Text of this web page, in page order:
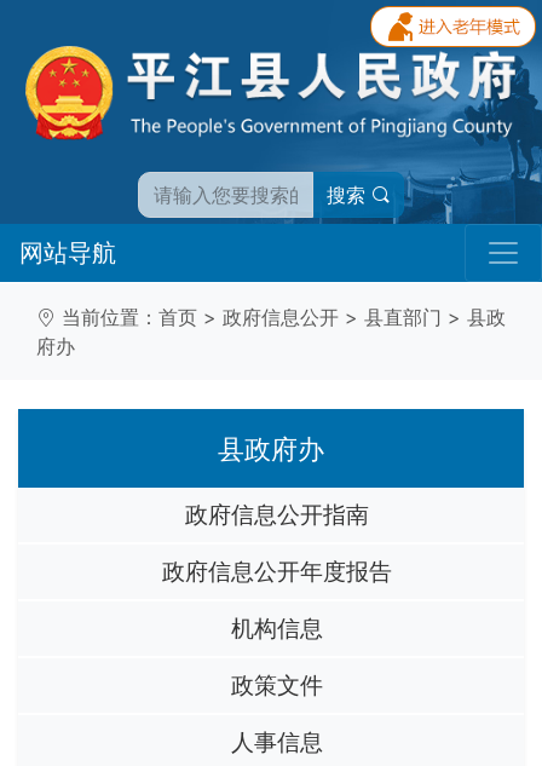
搜索
网站导航
当前位置： 首页 > 政府信息公开 > 县直部门 > 县政
府办
县政府办
政府信息公开指南
政府信息公开年度报告
机构信息
政策文件
人事信息